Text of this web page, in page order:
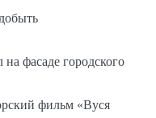
фасаде городского
фильм «Вуся